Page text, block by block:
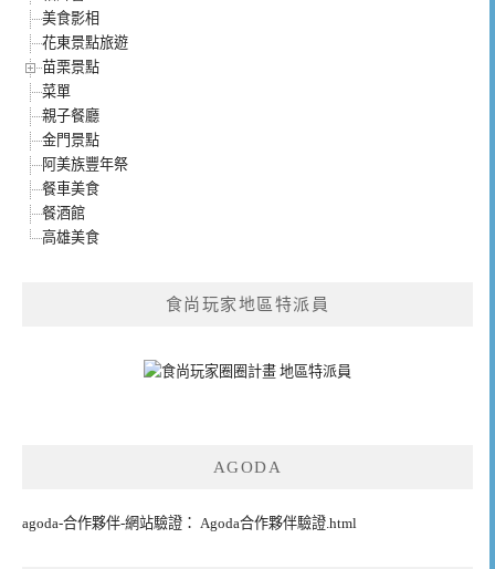
美食影相
花東景點旅遊
苗栗景點
菜單
親子餐廳
金門景點
阿美族豐年祭
餐車美食
餐酒館
高雄美食
食尚玩家地區特派員
AGODA
agoda-合作夥伴-網站驗證： Agoda合作夥伴驗證.html